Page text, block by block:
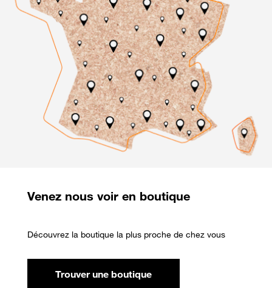
Venez nous voir en boutique
Découvrez la boutique la plus proche de chez vous
Trouver une boutique